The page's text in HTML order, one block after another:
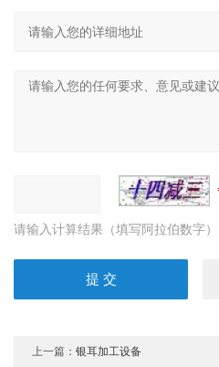
请输入计算结果（填写阿拉伯数字
上一篇：银耳加工设备